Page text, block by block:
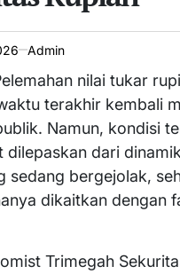
Admin
nilai tukar
terakhir kembali
Namun, kondisi
dilepaskan dari
sedang bergejolak,
dikaitkan dengan
Trimegah